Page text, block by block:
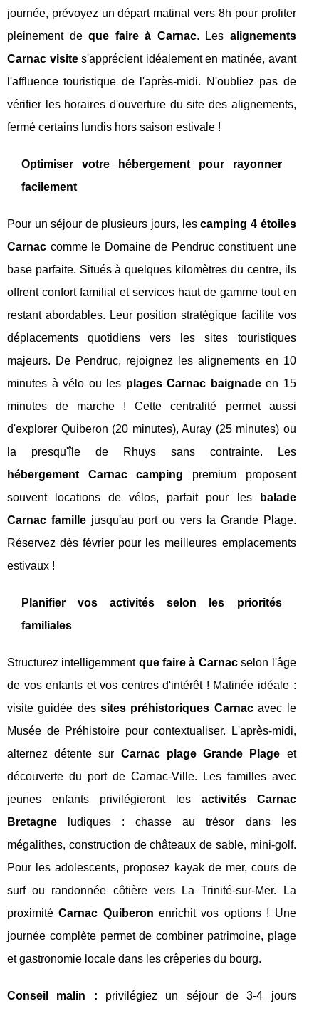
journée, prévoyez un départ matinal vers 8h pour profiter
pleinement deque faire à Carnac. Les alignements
Carnac visites'apprécient idéalement en matinée, avant
l'affluence touristique de l'après-midi. N'oubliez pas de
vérifier les horaires d'ouverture du site des alignements,
fermé certains lundis hors saison estivale !
Optimiser votre hébergement pour rayonner
facilement
Pour un séjour de plusieurs jours, lescamping 4 étoiles
Carnac comme le Domaine de Pendruc constituent une
base parfaite. Situés à quelques kilomètres du centre, ils
offrent confort familial et services haut de gamme tout en
restant abordables. Leur position stratégique facilite vos
déplacements quotidiens vers les sites touristiques
majeurs. De Pendruc, rejoignez les alignements en 10
minutes à vélo ou les plages Carnac baignadeen 15
minutes de marche ! Cette centralité permet aussi
d'explorer Quiberon (20 minutes), Auray (25 minutes) ou
la presqu'île de Rhuys sans contrainte. Les
hébergement Carnac camping premium proposent
souvent locations de vélos, parfait pour les
balade
Carnac famillejusqu'au port ou vers la Grande Plage.
Réservez dès février pour les meilleures emplacements
estivaux !
Planifier vos activités selon les priorités
familiales
Structurez intelligemment que faire à Carnacselon l'âge
de vos enfants et vos centres d'intérêt ! Matinée idéale :
visite guidée dessites préhistoriques Carnacavec le
Musée de Préhistoire pour contextualiser. L'après-midi,
alternez détente sur Carnac plage Grande Plage et
découverte du port de Carnac-Ville. Les familles avec
jeunes enfants privilégieront les activités Carnac
Bretagne ludiques : chasse au trésor dans les
mégalithes, construction de châteaux de sable, mini-golf.
Pour les adolescents, proposez kayak de mer, cours de
surf ou randonnée côtière vers La Trinité-sur-Mer. La
proximitéCarnac Quiberon enrichit vos options ! Une
journée complète permet de combiner patrimoine, plage
et gastronomie locale dans les crêperies du bourg.
Conseil malin : privilégiez un séjour de 3-4 jours